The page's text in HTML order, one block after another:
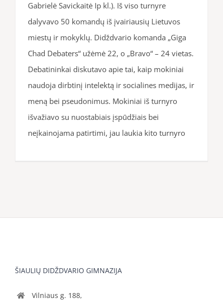
Gabrielė Savickaitė Ip kl.). Iš viso turnyre
dalyvavo 50 komandų iš įvairiausių Lietuvos
miestų ir mokyklų. Didždvario komanda „Giga
Chad Debaters“ užėmė 22, o „Bravo“ – 24 vietas.
Debatininkai diskutavo apie tai, kaip mokiniai
naudoja dirbtinį intelektą ir socialines medijas, ir
meną bei pseudonimus. Mokiniai iš turnyro
išvažiavo su nuostabiais įspūdžiais bei
neįkainojama patirtimi, jau laukia kito turnyro
ŠIAULIŲ DIDŽDVARIO GIMNAZIJA
Vilniaus g. 188,